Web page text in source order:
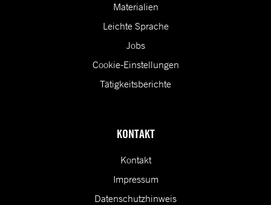
Materialien
Leichte Sprache
Jobs
Cookie-Einstellungen
Tätigkeitsberichte
KONTAKT
Kontakt
Impressum
Datenschutzhinweis